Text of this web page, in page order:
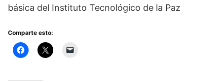
básica del Instituto Tecnológico de la Paz
Comparte esto: